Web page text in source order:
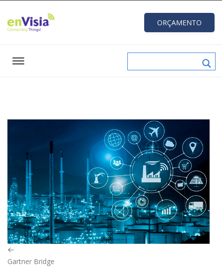
ORÇAMENTO
Previous
Gartner Bridge